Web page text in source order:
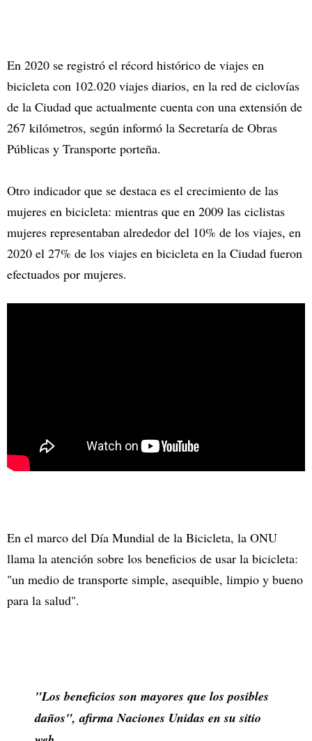
En 2020 se registró el récord histórico de viajes en
bicicleta con 102.020 viajes diarios, en la red de ciclovías
de la Ciudad que actualmente cuenta con una extensión de
267 kilómetros, según informó la Secretaría de Obras
Públicas y Transporte porteña.
Otro indicador que se destaca es el crecimiento de las
mujeres en bicicleta: mientras que en 2009 las ciclistas
mujeres representaban alrededor del 10% de los viajes, en
2020 el 27% de los viajes en bicicleta en la Ciudad fueron
efectuados por mujeres.
En el marco del Día Mundial de la Bicicleta, la ONU
llama la atención sobre los beneficios de usar la bicicleta:
"un medio de transporte simple, asequible, limpio y bueno
para la salud".
"Los beneficios son mayores que los posibles
daños", afirma Naciones Unidas en su sitio